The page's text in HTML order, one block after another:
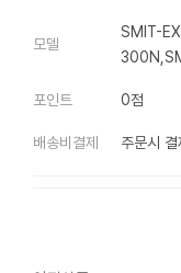
모델
SMIT-
포인트 0점
배송비결제 주문시 결